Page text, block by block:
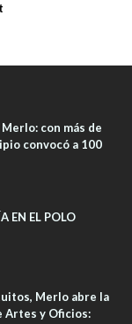
con más de
convocó a 100
EN EL POLO
Merlo abre la
Artes y Oficios: